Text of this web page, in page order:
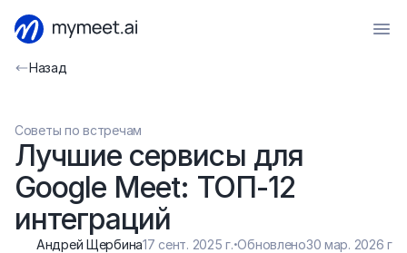
Назад
Советы по встречам
Лучшие сервисы для
Google Meet: ТОП-12
интеграций
Андрей Щербина17 сент. 2025 г.·Обновлено30 мар. 2026 г.